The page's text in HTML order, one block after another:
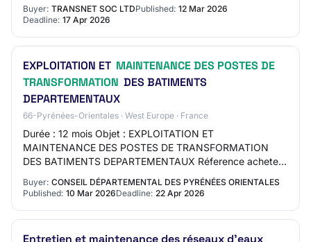
Buyer: TRANSNET SOC LTDPublished: 12 Mar 2026
Deadline: 17 Apr 2026
EXPLOITATION ET MAINTENANCE DES POSTES DE
TRANSFORMATION DES BATIMENTS
DEPARTEMENTAUX
66-Pyrénées-Orientales · West Europe · France
Durée : 12 mois Objet : EXPLOITATION ET
MAINTENANCE DES POSTES DE TRANSFORMATION
DES BATIMENTS DEPARTEMENTAUX Réference acheteur
: LL2025-FCS-GPA-0244 Type de marché : Services
Procédure : Procédure…
Buyer: CONSEIL DÉPARTEMENTAL DES PYRÉNÉES ORIENTALES
Published: 10 Mar 2026Deadline: 22 Apr 2026
Entretien et maintenance des réseaux d'eaux